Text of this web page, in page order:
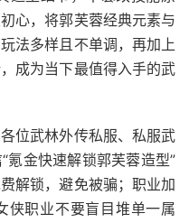
心，将郭芙蓉经典元素与
法多样且不单调，再加上
成为当下最值得入手的武
位武林外传私服、私服武
氪金快速解锁郭芙蓉造型”
解锁，避免被骗；职业加
侠职业不要盲目堆单一属